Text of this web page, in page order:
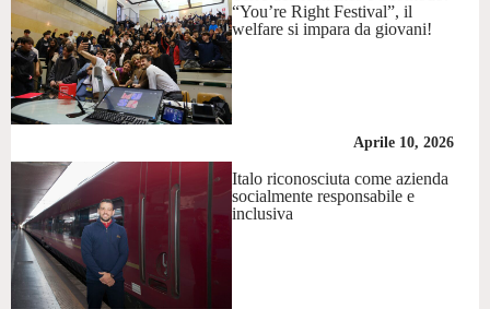
“You’re Right Festival”, il
welfare si impara da giovani!
Aprile 10, 2026
Italo riconosciuta come azienda
socialmente responsabile e
inclusiva